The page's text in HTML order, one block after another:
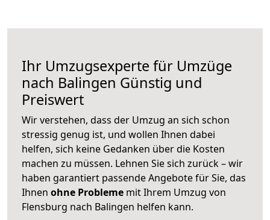
Ihr Umzugsexperte für Umzüge
nach Balingen Günstig und
Preiswert
Wir verstehen, dass der Umzug an sich schon
stressig genug ist, und wollen Ihnen dabei
helfen, sich keine Gedanken über die Kosten
machen zu müssen. Lehnen Sie sich zurück – wir
haben garantiert passende Angebote für Sie, das
Ihnen ohne Probleme mit Ihrem Umzug von
Flensburg nach Balingen helfen kann.